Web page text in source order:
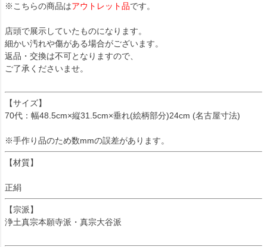
※こちらの商品はアウトレット品です。
店頭で展示していたものになります。
細かい汚れや傷がある場合がございます。
返品・交換は不可となりますので、
ご了承くださいませ。
【サイズ】
70代：幅48.5cm×縦31.5cm×垂れ(絵柄部分)24cm (名古屋寸法)
※手作り品のため数mmの誤差があります。
【材質】
正絹
【宗派】
浄土真宗本願寺派・真宗大谷派